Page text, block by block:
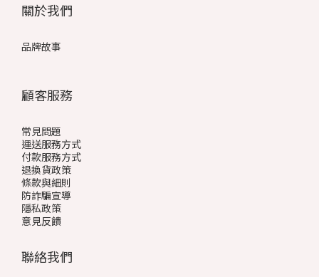
關於我們
品牌故事
顧客服務
常見問題
運送服務方式
付款服務方式
退換貨政策
條款與細則
防詐騙宣導
隱私政策
意見反饋
聯絡我們